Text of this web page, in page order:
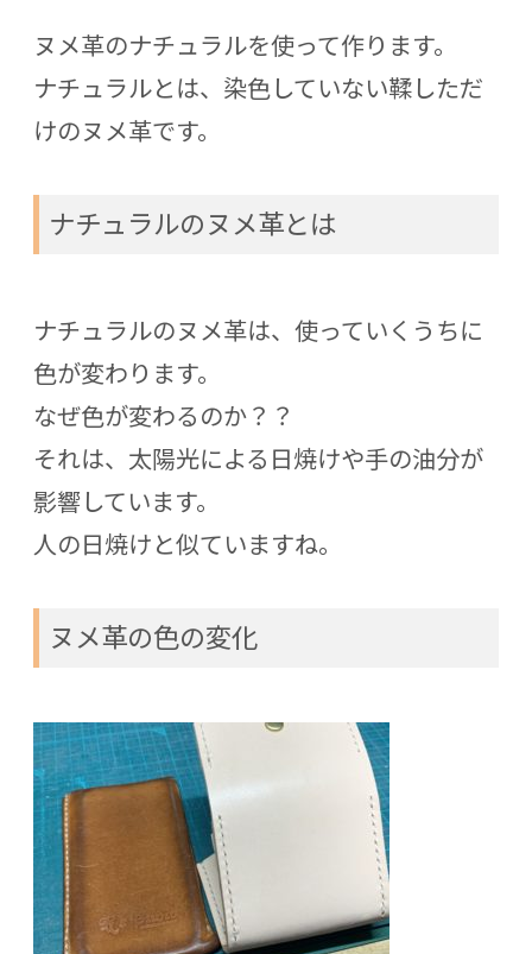
ヌメ革のナチュラルを使って作ります。
ナチュラルとは、染色していない鞣しただ
けのヌメ革です。
ナチュラルのヌメ革とは
ナチュラルのヌメ革は、使っていくうちに
色が変わります。
なぜ色が変わるのか？？
それは、太陽光による日焼けや手の油分が
影響しています。
人の日焼けと似ていますね。
ヌメ革の色の変化